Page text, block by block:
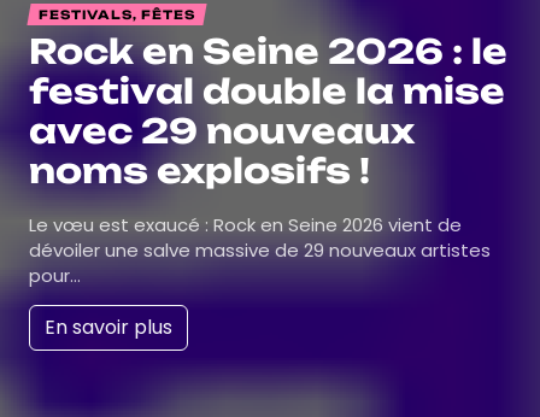
FESTIVALS, FÊTES
Rock en Seine 2026 : le
festival double la mise
avec 29 nouveaux
noms explosifs !
Le vœu est exaucé : Rock en Seine 2026 vient de
dévoiler une salve massive de 29 nouveaux artistes
pour…
En savoir plus